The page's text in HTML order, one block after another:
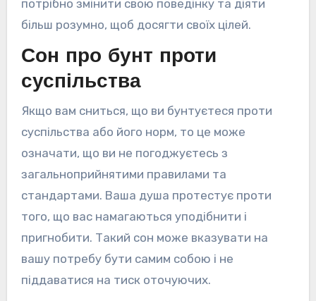
потрібно змінити свою поведінку та діяти
більш розумно, щоб досягти своїх цілей.
Сон про бунт проти
суспільства
Якщо вам сниться, що ви бунтуєтеся проти
суспільства або його норм, то це може
означати, що ви не погоджуєтесь з
загальноприйнятими правилами та
стандартами. Ваша душа протестує проти
того, що вас намагаються уподібнити і
пригнобити. Такий сон може вказувати на
вашу потребу бути самим собою і не
піддаватися на тиск оточуючих.